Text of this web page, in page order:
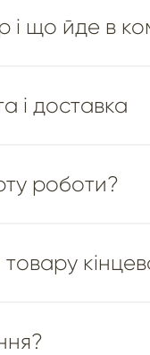
і що йде в
і доставка
роботи?